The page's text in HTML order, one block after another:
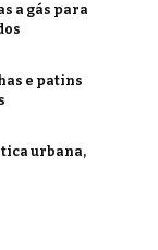
a gás para
e patins
urbana,